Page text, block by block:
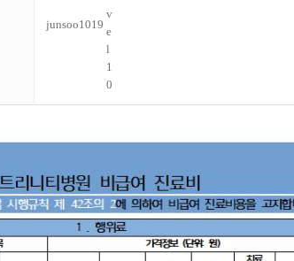
junsoo1019